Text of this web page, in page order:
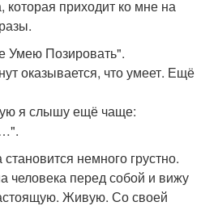
приходит ко мне на
Умею Позировать".
оказывается, что умеет. Ещё
я слышу ещё чаще:
немного грустно.
человека перед собой и вижу
Живую. Со своей